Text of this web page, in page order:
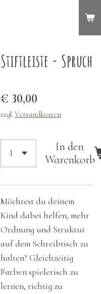
Stiftleiste - Spruch
€ 30,00
zzgl. Versandkosten
In den
Warenkorb
Möchtest du deinem
Kind dabei helfen, mehr
Ordnung und Struktur
auf dem Schreibtisch zu
halten? Gleichzeitig
Farben spielerisch zu
lernen, richtig zu